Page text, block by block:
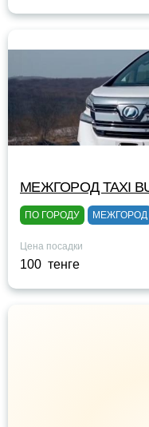
МЕЖГОРОД TAXI
ПО ГОРОДУ МЕЖГОРОД
Цена посадки
100 тенге